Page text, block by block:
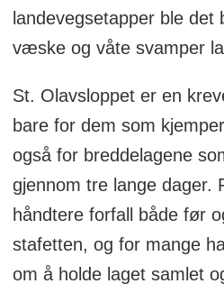
landevegsetapper ble det
væske og våte svamper
St. Olavsloppet er en
bare for dem som
også for breddelagene
gjennom tre lange dager.
håndtere forfall både før
stafetten, og for mange
om å holde laget samlet